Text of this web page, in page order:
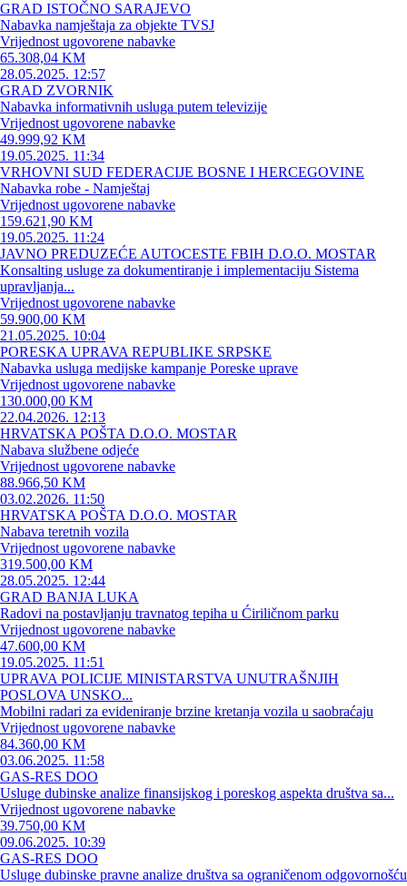
GRAD ISTOČNO SARAJEVO
Nabavka namještaja za objekte TVSJ
Vrijednost ugovorene nabavke
65.308,04 KM
28.05.2025. 12:57
GRAD ZVORNIK
Nabavka informativnih usluga putem televizije
Vrijednost ugovorene nabavke
49.999,92 KM
19.05.2025. 11:34
VRHOVNI SUD FEDERACIJE BOSNE I HERCEGOVINE
Nabavka robe - Namještaj
Vrijednost ugovorene nabavke
159.621,90 KM
19.05.2025. 11:24
JAVNO PREDUZEĆE AUTOCESTE FBIH D.O.O. MOSTAR
Konsalting usluge za dokumentiranje i implementaciju Sistema
upravljanja...
Vrijednost ugovorene nabavke
59.900,00 KM
21.05.2025. 10:04
PORESKA UPRAVA REPUBLIKE SRPSKE
Nabavka usluga medijske kampanje Poreske uprave
Vrijednost ugovorene nabavke
130.000,00 KM
22.04.2026. 12:13
HRVATSKA POŠTA D.O.O. MOSTAR
Nabava službene odjeće
Vrijednost ugovorene nabavke
88.966,50 KM
03.02.2026. 11:50
HRVATSKA POŠTA D.O.O. MOSTAR
Nabava teretnih vozila
Vrijednost ugovorene nabavke
319.500,00 KM
28.05.2025. 12:44
GRAD BANJA LUKA
Radovi na postavljanju travnatog tepiha u Ćiriličnom parku
Vrijednost ugovorene nabavke
47.600,00 KM
19.05.2025. 11:51
UPRAVA POLICIJE MINISTARSTVA UNUTRAŠNJIH
POSLOVA UNSKO...
Mobilni radari za evideniranje brzine kretanja vozila u saobraćaju
Vrijednost ugovorene nabavke
84.360,00 KM
03.06.2025. 11:58
GAS-RES DOO
Usluge dubinske analize finansijskog i poreskog aspekta društva sa...
Vrijednost ugovorene nabavke
39.750,00 KM
09.06.2025. 10:39
GAS-RES DOO
Usluge dubinske pravne analize društva sa ograničenom odgovornošću